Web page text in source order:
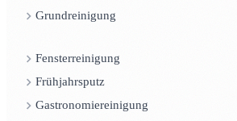
Grundreinigung
Fensterreinigung
Frühjahrsputz
Gastronomiereinigung